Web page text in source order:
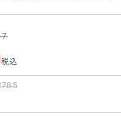
税込